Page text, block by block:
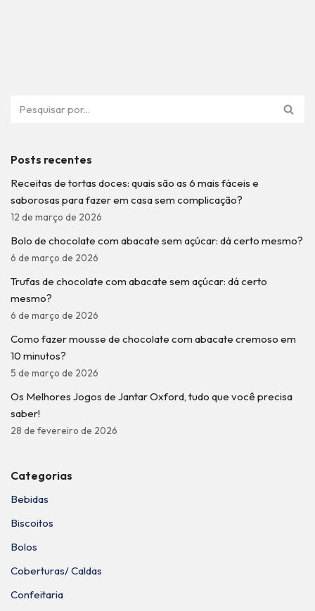
Posts recentes
Receitas de tortas doces: quais são as 6 mais fáceis e
saborosas para fazer em casa sem complicação?
12 de março de 2026
Bolo de chocolate com abacate sem açúcar: dá certo mesmo?
6 de março de 2026
Trufas de chocolate com abacate sem açúcar: dá certo
mesmo?
6 de março de 2026
Como fazer mousse de chocolate com abacate cremoso em
10 minutos?
5 de março de 2026
Os Melhores Jogos de Jantar Oxford, tudo que você precisa
saber!
28 de fevereiro de 2026
Categorias
Bebidas
Biscoitos
Bolos
Coberturas/ Caldas
Confeitaria